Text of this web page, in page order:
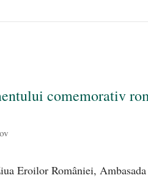
comemorativ
Eroilor României,